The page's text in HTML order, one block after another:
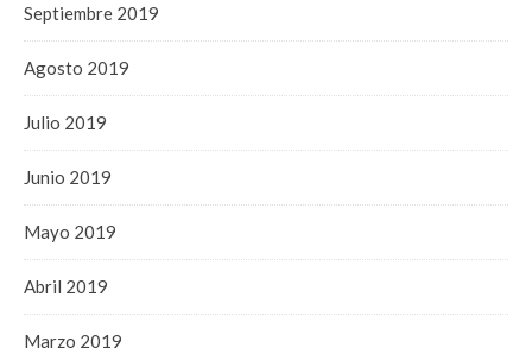
Septiembre 2019
Agosto 2019
Julio 2019
Junio 2019
Mayo 2019
Abril 2019
Marzo 2019